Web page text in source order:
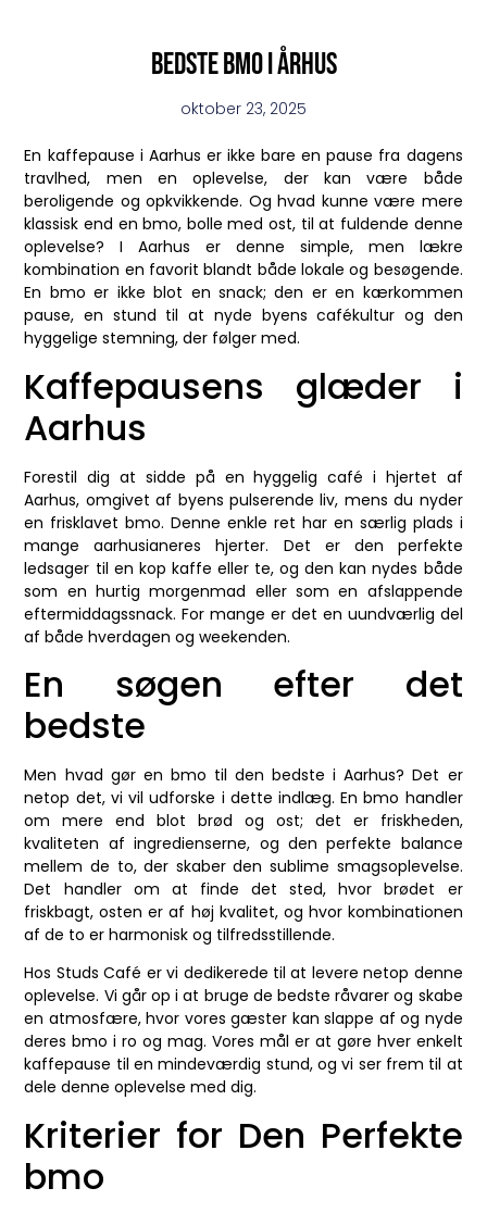
Bedste bmo i århus
oktober 23, 2025
En kaffepause i Aarhus er ikke bare en pause fra dagens
travlhed, men en oplevelse, der kan være både
beroligende og opkvikkende. Og hvad kunne være mere
klassisk end en bmo, bolle med ost, til at fuldende denne
oplevelse? I Aarhus er denne simple, men lækre
kombination en favorit blandt både lokale og besøgende.
En bmo er ikke blot en snack; den er en kærkommen
pause, en stund til at nyde byens cafékultur og den
hyggelige stemning, der følger med.
Kaffepausens glæder i
Aarhus
Forestil dig at sidde på en hyggelig café i hjertet af
Aarhus, omgivet af byens pulserende liv, mens du nyder
en frisklavet bmo. Denne enkle ret har en særlig plads i
mange aarhusianeres hjerter. Det er den perfekte
ledsager til en kop kaffe eller te, og den kan nydes både
som en hurtig morgenmad eller som en afslappende
eftermiddagssnack. For mange er det en uundværlig del
af både hverdagen og weekenden.
En søgen efter det
bedste
Men hvad gør en bmo til den bedste i Aarhus? Det er
netop det, vi vil udforske i dette indlæg. En bmo handler
om mere end blot brød og ost; det er friskheden,
kvaliteten af ingredienserne, og den perfekte balance
mellem de to, der skaber den sublime smagsoplevelse.
Det handler om at finde det sted, hvor brødet er
friskbagt, osten er af høj kvalitet, og hvor kombinationen
af de to er harmonisk og tilfredsstillende.
Hos Studs Café er vi dedikerede til at levere netop denne
oplevelse. Vi går op i at bruge de bedste råvarer og skabe
en atmosfære, hvor vores gæster kan slappe af og nyde
deres bmo i ro og mag. Vores mål er at gøre hver enkelt
kaffepause til en mindeværdig stund, og vi ser frem til at
dele denne oplevelse med dig.
Kriterier for Den Perfekte
bmo